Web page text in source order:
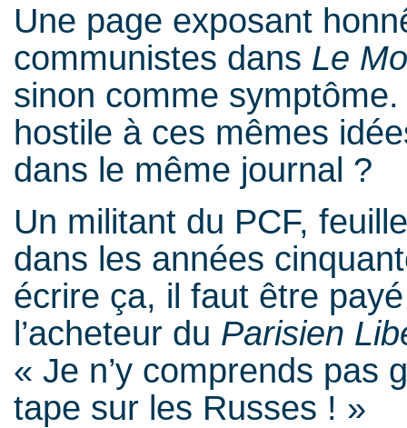
Une page exposant
communistes dans Le
sinon comme
hostile à ces mêmes
dans le même journal ?
Un militant du PCF,
dans les années
écrire ça, il faut être
l’acheteur du Parisien
« Je n’y comprends pas
tape sur les Russes ! »